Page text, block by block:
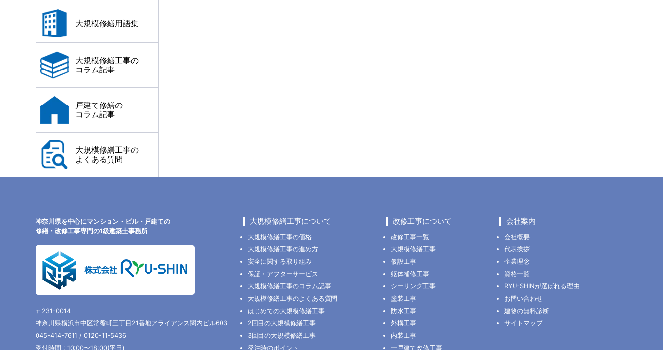
大規模修繕用語集
大規模修繕工事の
コラム記事
戸建て修繕の
コラム記事
大規模修繕工事の
よくある質問
大規模修繕工事について
大規模修繕工事の価格
大規模修繕工事の進め方
安全に関する取り組み
保証・アフターサービス
大規模修繕工事のコラム記事
大規模修繕工事のよくある質問
はじめての大規模修繕工事
2回目の大規模修繕工事
3回目の大規模修繕工事
発注時のポイント
改修工事について
改修工事一覧
大規模修繕工事
仮設工事
躯体補修工事
シーリング工事
塗装工事
防水工事
外構工事
内装工事
一戸建て改修工事
会社案内
会社概要
代表挨拶
企業理念
資格一覧
RYU-SHINが選ばれる理由
お問い合わせ
建物の無料診断
サイトマップ
神奈川県を中心にマンション・ビル・戸建ての
修繕・改修工事専門の1級建築士事務所
〒231-0014
神奈川県横浜市中区常盤町三丁目21番地アライアンス関内ビル603
045-414-7611 / 0120-11-5436
受付時間 : 10:00〜18:00(平日)